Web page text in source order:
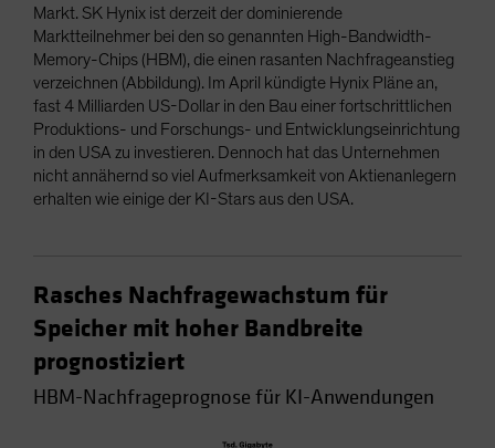
Markt. SK Hynix ist derzeit der dominierende
Marktteilnehmer bei den so genannten High-Bandwidth-
Memory-Chips (HBM), die einen rasanten Nachfrageanstieg
verzeichnen (Abbildung). Im April kündigte Hynix Pläne an,
fast 4 Milliarden US-Dollar in den Bau einer fortschrittlichen
Produktions- und Forschungs- und Entwicklungseinrichtung
in den USA zu investieren. Dennoch hat das Unternehmen
nicht annähernd so viel Aufmerksamkeit von Aktienanlegern
erhalten wie einige der KI-Stars aus den USA.
Rasches Nachfragewachstum für
Speicher mit hoher Bandbreite
prognostiziert
HBM-Nachfrageprognose für KI-Anwendungen